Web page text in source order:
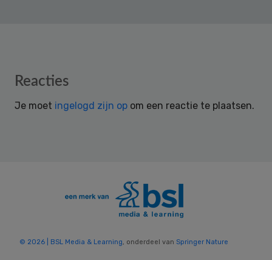
Reader
Reacties
Je moet ingelogd zijn op om een reactie te plaatsen.
© 2026 | BSL Media & Learning, onderdeel van Springer Nature